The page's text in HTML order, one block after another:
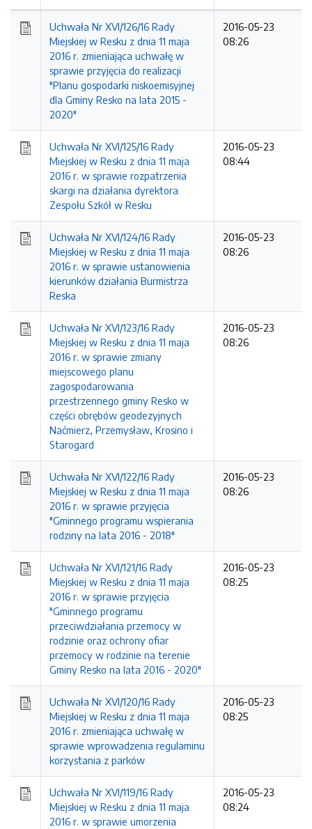
Uchwała Nr XVI/126/16 Rady
Miejskiej w Resku z dnia 11 maja
2016 r. zmieniająca uchwałę w
sprawie przyjęcia do realizacji
"Planu gospodarki niskoemisyjnej
dla Gminy Resko na lata 2015 -
2020"
2016-05-23
08:26
Uchwała Nr XVI/125/16 Rady
Miejskiej w Resku z dnia 11 maja
2016 r. w sprawie rozpatrzenia
skargi na działania dyrektora
Zespołu Szkół w Resku
2016-05-23
08:44
Uchwała Nr XVI/124/16 Rady
Miejskiej w Resku z dnia 11 maja
2016 r. w sprawie ustanowienia
kierunków działania Burmistrza
Reska
2016-05-23
08:26
Uchwała Nr XVI/123/16 Rady
Miejskiej w Resku z dnia 11 maja
2016 r. w sprawie zmiany
miejscowego planu
zagospodarowania
przestrzennego gminy Resko w
części obrębów geodezyjnych
Naćmierz, Przemysław, Krosino i
Starogard
2016-05-23
08:26
Uchwała Nr XVI/122/16 Rady
Miejskiej w Resku z dnia 11 maja
2016 r. w sprawie przyjęcia
"Gminnego programu wspierania
rodziny na lata 2016 - 2018"
2016-05-23
08:26
Uchwała Nr XVI/121/16 Rady
Miejskiej w Resku z dnia 11 maja
2016 r. w sprawie przyjęcia
"Gminnego programu
przeciwdziałania przemocy w
rodzinie oraz ochrony ofiar
przemocy w rodzinie na terenie
Gminy Resko na lata 2016 - 2020"
2016-05-23
08:25
Uchwała Nr XVI/120/16 Rady
Miejskiej w Resku z dnia 11 maja
2016 r. zmieniająca uchwałę w
sprawie wprowadzenia regulaminu
korzystania z parków
2016-05-23
08:25
Uchwała Nr XVI/119/16 Rady
Miejskiej w Resku z dnia 11 maja
2016 r. w sprawie umorzenia
2016-05-23
08:24